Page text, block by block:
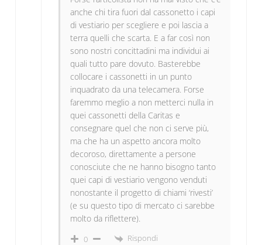
anche chi tira fuori dal cassonetto i capi
di vestiario per scegliere e poi lascia a
terra quelli che scarta. E a far così non
sono nostri concittadini ma individui ai
quali tutto pare dovuto. Basterebbe
collocare i cassonetti in un punto
inquadrato da una telecamera. Forse
faremmo meglio a non metterci nulla in
quei cassonetti della Caritas e
consegnare quel che non ci serve più,
ma che ha un aspetto ancora molto
decoroso, direttamente a persone
conosciute che ne hanno bisogno tanto
quei capi di vestiario vengono venduti
nonostante il progetto di chiami ‘rivesti’
(e su questo tipo di mercato ci sarebbe
molto da riflettere).
0 Rispondi